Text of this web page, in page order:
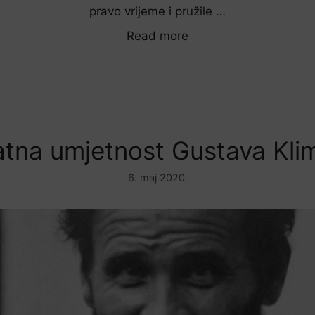
pravo vrijeme i pružile …
Read more
umjetnost Gustava
6. maj 2020.